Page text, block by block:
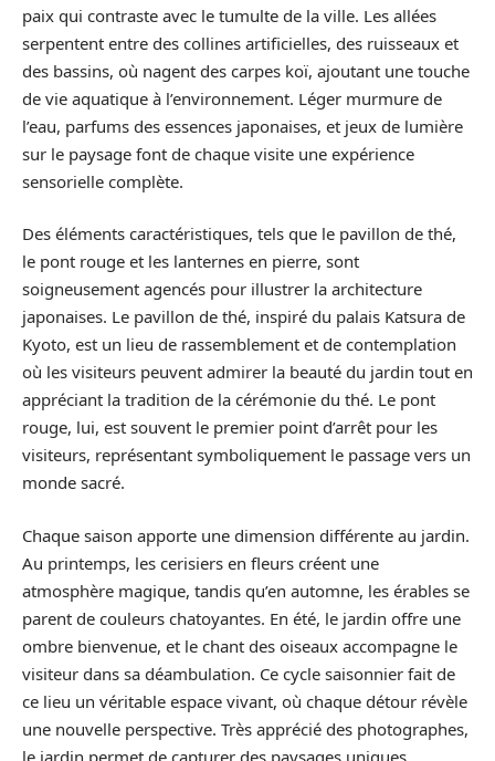
paix qui contraste avec le tumulte de la ville. Les allées
serpentent entre des collines artificielles, des ruisseaux et
des bassins, où nagent des carpes koï, ajoutant une touche
de vie aquatique à l’environnement. Léger murmure de
l’eau, parfums des essences japonaises, et jeux de lumière
sur le paysage font de chaque visite une expérience
sensorielle complète.
Des éléments caractéristiques, tels que le pavillon de thé,
le pont rouge et les lanternes en pierre, sont
soigneusement agencés pour illustrer la architecture
japonaises. Le pavillon de thé, inspiré du palais Katsura de
Kyoto, est un lieu de rassemblement et de contemplation
où les visiteurs peuvent admirer la beauté du jardin tout en
appréciant la tradition de la cérémonie du thé. Le pont
rouge, lui, est souvent le premier point d’arrêt pour les
visiteurs, représentant symboliquement le passage vers un
monde sacré.
Chaque saison apporte une dimension différente au jardin.
Au printemps, les cerisiers en fleurs créent une
atmosphère magique, tandis qu’en automne, les érables se
parent de couleurs chatoyantes. En été, le jardin offre une
ombre bienvenue, et le chant des oiseaux accompagne le
visiteur dans sa déambulation. Ce cycle saisonnier fait de
ce lieu un véritable espace vivant, où chaque détour révèle
une nouvelle perspective. Très apprécié des photographes,
le jardin permet de capturer des paysages uniques,